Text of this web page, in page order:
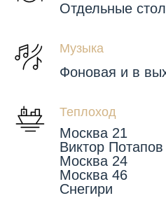
Отдельные
Музыка
Фоновая и в
Теплоход
Москва 21
Виктор Потапов
Москва 24
Москва 46
Снегири